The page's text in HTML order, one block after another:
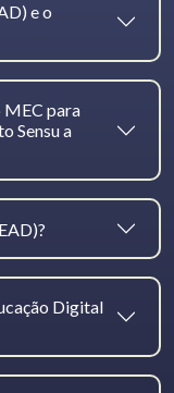
e o
MEC para
Sensu a
Digital